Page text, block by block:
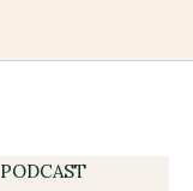
PODCAST